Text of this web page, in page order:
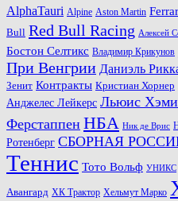
AlphaTauri Alpine Aston Martin
Bull Red Bull Racing Алексей
Бостон Селтикс Владимир Крикунов
При Венгрии Даниэль
Зенит Контракты Кристиан Хорнер
Анджелес Лейкерс Льюис
Ферстаппен НБА Ник де Врис
Ротенберг СБОРНАЯ
Теннис Тото Вольф УНИКС
Авангард ХК Трактор Хельмут Марко